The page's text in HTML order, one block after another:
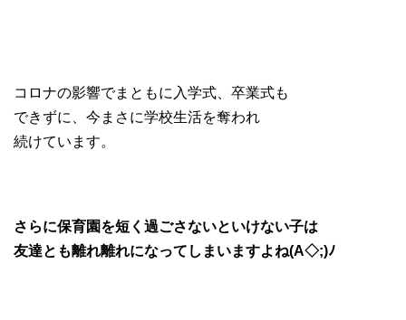
コロナの影響でまともに入学式、卒業式も
できずに、今まさに学校生活を奪われ
続けています。
さらに保育園を短く過ごさないといけない子は
友達とも離れ離れになってしまいますよね(A◇;)ﾉ